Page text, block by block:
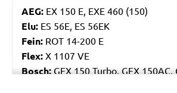
AEG: EX 150 E, EXE 460 (150)
Elu: ES 56E, ES 56EK
Fein: ROT 14-200 E
Flex: X 1107 VE
Bosch:GEX 150 Turbo, GEX 150AC,